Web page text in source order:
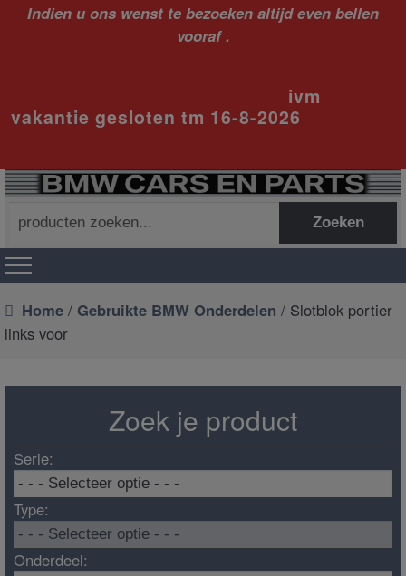
Indien u ons wenst te bezoeken altijd even bellen
vooraf .
ivm
vakantie gesloten tm 16-8-2026
naar:
Zoeken
Home / Gebruikte BMW Onderdelen / Slotblok portier
links voor
Zoek je product
Serie:
Type:
Onderdeel: